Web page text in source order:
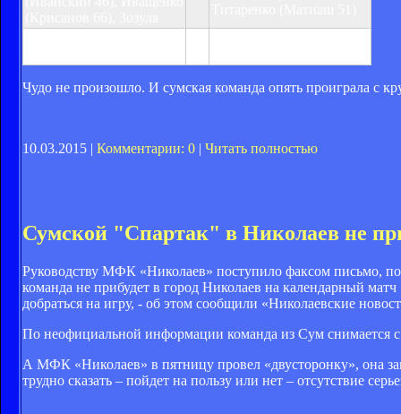
Чудо не произошло. И сумская команда опять проиграла с
10.03.2015 | Комментарии: 0 | Читать полностью
Сумской "Спартак" в Николаев не
Руководству МФК «Николаев» поступило факсом письмо,
команда не прибудет в город Николаев на календарный
добраться на игру, - об этом сообщили «Николаевские
По неофициальной информации команда из Сум снимается
А МФК «Николаев» в пятницу провел «двусторонку», она
трудно сказать – пойдет на пользу или нет – отсутствие